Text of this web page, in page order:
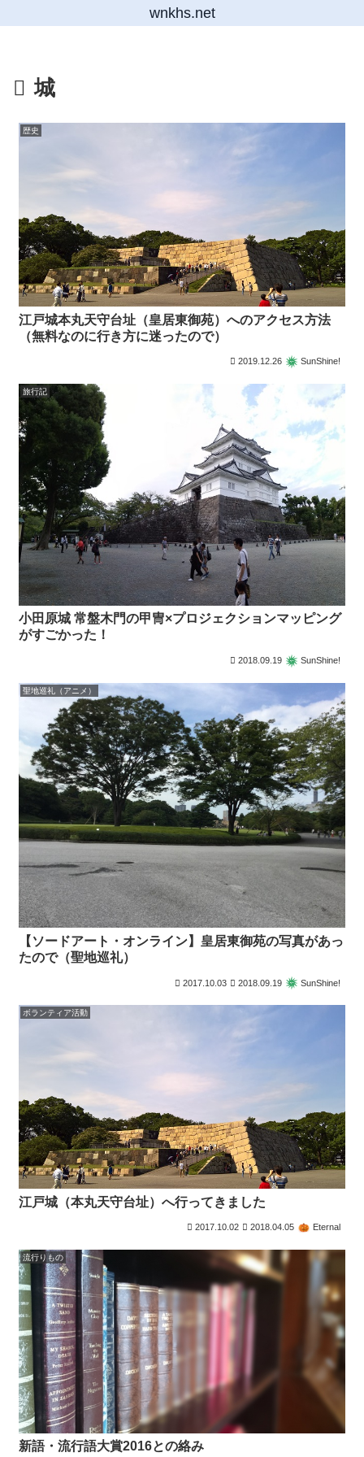
wnkhs.net
城
歴史
江戸城本丸天守台址（皇居東御苑）へのアクセス方法
（無料なのに行き方に迷ったので）
2019.12.26 SunShine!
旅行記
小田原城 常盤木門の甲冑×プロジェクションマッピング
がすごかった！
2018.09.19 SunShine!
聖地巡礼（アニメ）
【ソードアート・オンライン】皇居東御苑の写真があっ
たので（聖地巡礼）
2017.10.03 2018.09.19 SunShine!
ボランティア活動
江戸城（本丸天守台址）へ行ってきました
2017.10.02 2018.04.05 Eternal
流行りもの
新語・流行語大賞2016との絡み